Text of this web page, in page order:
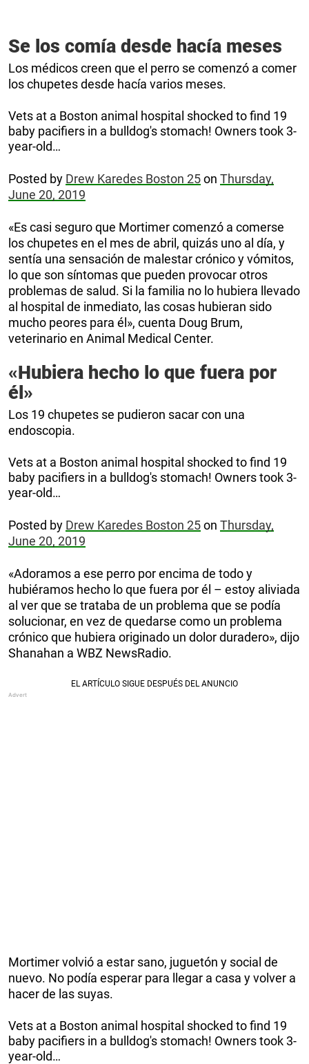
Se los comía desde hacía meses
Los médicos creen que el perro se comenzó a comer
los chupetes desde hacía varios meses.
Vets at a Boston animal hospital shocked to find 19
baby pacifiers in a bulldog's stomach! Owners took 3-
year-old…
Posted by Drew Karedes Boston 25on Thursday,
June 20, 2019
«Es casi seguro que Mortimer comenzó a comerse
los chupetes en el mes de abril, quizás uno al día, y
sentía una sensación de malestar crónico y vómitos,
lo que son síntomas que pueden provocar otros
problemas de salud. Si la familia no lo hubiera llevado
al hospital de inmediato, las cosas hubieran sido
mucho peores para él», cuenta Doug Brum,
veterinario en Animal Medical Center.
«Hubiera hecho lo que fuera por
él»
Los 19 chupetes se pudieron sacar con una
endoscopia.
Vets at a Boston animal hospital shocked to find 19
baby pacifiers in a bulldog's stomach! Owners took 3-
year-old…
Posted by Drew Karedes Boston 25on Thursday,
June 20, 2019
«Adoramos a ese perro por encima de todo y
hubiéramos hecho lo que fuera por él – estoy aliviada
al ver que se trataba de un problema que se podía
solucionar, en vez de quedarse como un problema
crónico que hubiera originado un dolor duradero», dijo
Shanahan a WBZ NewsRadio.
Mortimer volvió a estar sano, juguetón y social de
nuevo. No podía esperar para llegar a casa y volver a
hacer de las suyas.
Vets at a Boston animal hospital shocked to find 19
baby pacifiers in a bulldog's stomach! Owners took 3-
year-old…